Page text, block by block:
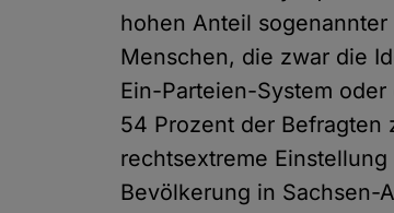
hohen Anteil
Menschen, die zwar die
Ein-Parteien-System
54 Prozent der Befragten
rechtsextreme
Bevölkerung in Sachsen-